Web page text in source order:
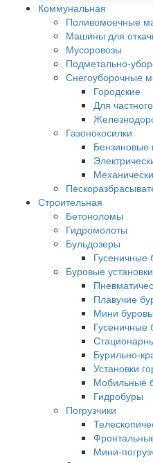
Коммунальная
Поливомоечные
Машины для
Мусоровозы
Подметально-
Снегоуборочные
Городские
Для
Газонокосилки
Бензиновые
Строительная
Бетоноломы
Гидромолоты
Бульдозеры
Гусеничные
Буровые установки
Плавучие
Мини
Гусеничные
Бурильно-
Установки
Мобильные
Гидробуры
Погрузчики
Мини-